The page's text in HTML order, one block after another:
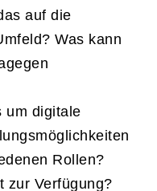
auf die
Was kann
um digitale
Rollen?
zur Verfügung?